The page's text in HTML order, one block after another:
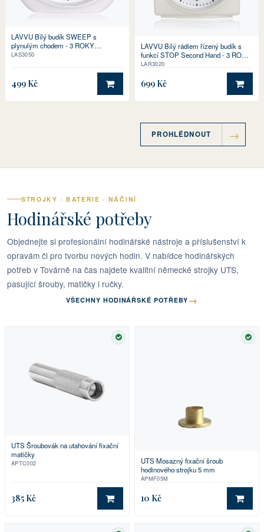
LAVVU Bílý budík SWEEP s
plynulým chodem - 3 ROKY
ZÁRUKA!
LAS3050
499 Kč DO KOŠÍKU
LAVVU Bílý rádiem řízený budík s
funkcí STOP Second Hand - 3 ROKY
ZÁRUKA!
LAR3020
699 Kč DO
PROHLÉDNOUT
STROJKY · BATERIE · NÁČINÍ
Hodinářské potřeby
Objednejte si profesionální hodinářské nástroje a příslušenství k
opravám či pro tvorbu nových hodin. V nabídce hodinářských
potřeb v Továrně na čas najdete kvalitní německé strojky UTS,
pasující šrouby, matičky i ručky.
VŠECHNY HODINÁŘSKÉ POTŘEBY →
SKLADEM
UTS Šroubovák na utahování fixační
matičky
APTC002
385 Kč DO KOŠÍKU
UTS Mosazný fixační šroub
hodinového strojku 5 mm
APMF05M
10 Kč DO